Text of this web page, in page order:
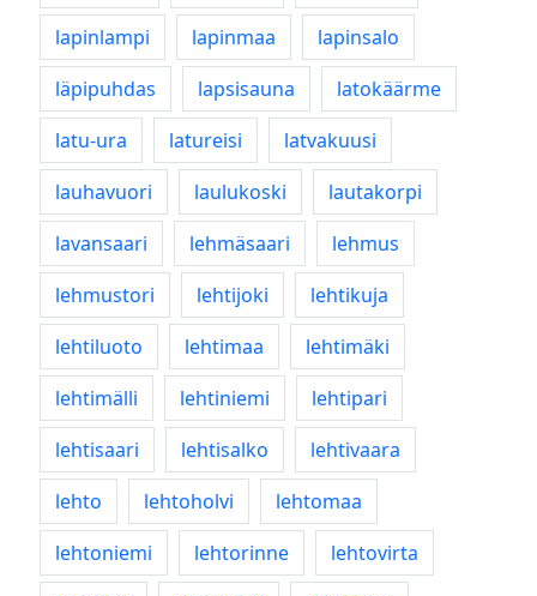
lapinlampi
lapinmaa
lapinsalo
läpipuhdas
lapsisauna
latokäärme
latu-ura
latureisi
latvakuusi
lauhavuori
laulukoski
lautakorpi
lavansaari
lehmäsaari
lehmus
lehmustori
lehtijoki
lehtikuja
lehtiluoto
lehtimaa
lehtimäki
lehtimälli
lehtiniemi
lehtipari
lehtisaari
lehtisalko
lehtivaara
lehto
lehtoholvi
lehtomaa
lehtoniemi
lehtorinne
lehtovirta